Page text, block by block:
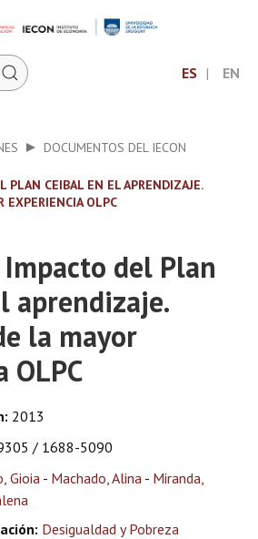
ES EN
DOCUMENTOS DEL IECON
CEIBAL EN EL APRENDIZAJE.
EXPERIENCIA OLPC
del Plan
aprendizaje.
la mayor
OLPC
2013
/ 1688-5090
Gioia- Machado, Alina - Miranda,
Desigualdad y Pobreza